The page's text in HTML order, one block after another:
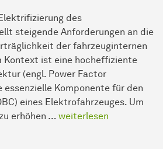
des
steigende Anforderungen an die
der fahrzeuginternen
Kontext ist eine hocheffiziente
(engl. Power Factor
essenzielle Komponente für den
eines Elektrofahrzeuges. Um
erhöhen … weiterlesen